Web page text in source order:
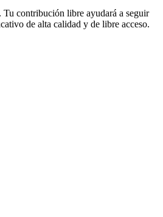
Tu contribución libre ayudará a seguir
de alta calidad y de libre acceso.